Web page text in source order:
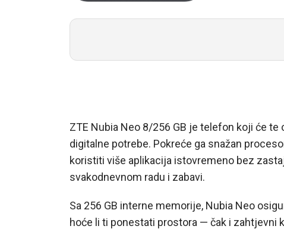
ZTE Nubia Neo 8/256 GB je telefon koji će
digitalne potrebe. Pokreće ga snažan
koristiti više aplikacija istovremeno bez
svakodnevnom radu i zabavi.
Sa 256 GB interne memorije, Nubia Neo
hoće li ti ponestati prostora — čak i zahtjevni